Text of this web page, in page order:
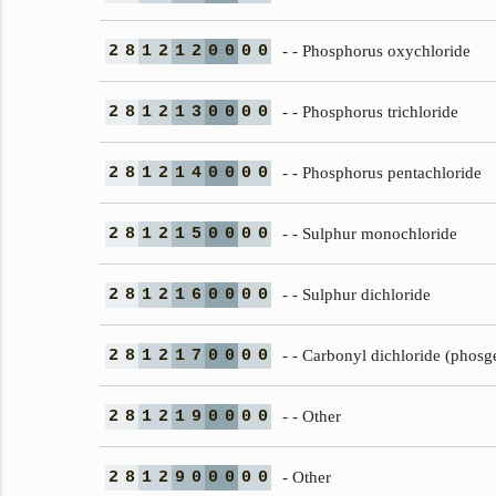
2 8 1 2 1 2 0 0 0 0 - - Phosphorus oxychloride
2 8 1 2 1 3 0 0 0 0 - - Phosphorus trichloride
2 8 1 2 1 4 0 0 0 0 - - Phosphorus pentachloride
2 8 1 2 1 5 0 0 0 0 - - Sulphur monochloride
2 8 1 2 1 6 0 0 0 0 - - Sulphur dichloride
2 8 1 2 1 7 0 0 0 0 - - Carbonyl dichloride
2 8 1 2 1 9 0 0 0 0 - - Other
2 8 1 2 9 0 0 0 0 0 - Other